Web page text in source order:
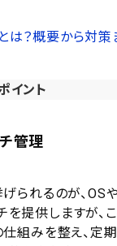
？概要から対策
イント
管理
られるのが、OS
提供しますが、
仕組みを整え、